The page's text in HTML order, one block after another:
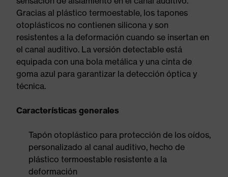
Gracias al plástico termoestable, los tapones
otoplásticos no contienen silicona y son
resistentes a la deformación cuando se insertan en
el canal auditivo. La versión detectable está
equipada con una bola metálica y una cinta de
goma azul para garantizar la detección óptica y
técnica.
Características generales
Tapón otoplástico para protección de los oídos,
personalizado al canal auditivo, hecho de
plástico termoestable resistente a la
deformación